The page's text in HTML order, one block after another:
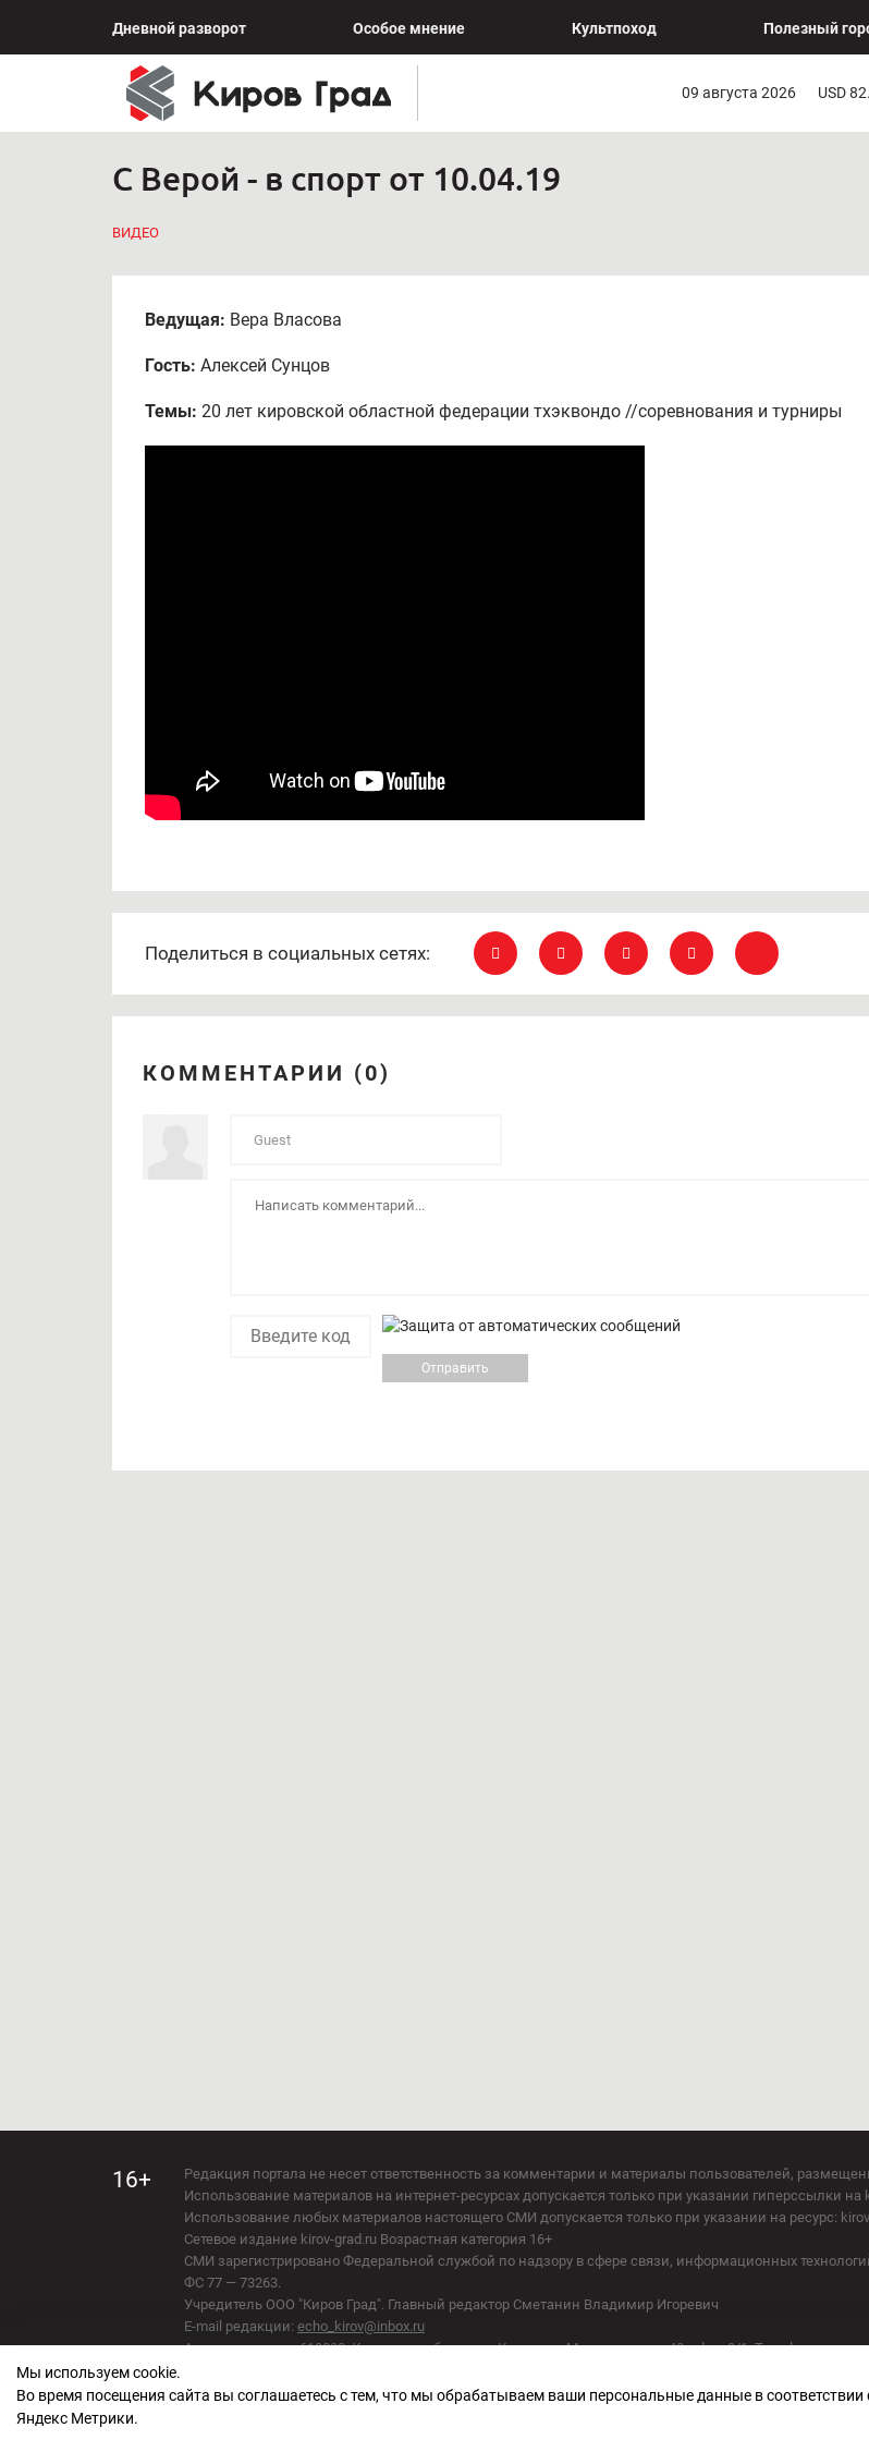
Дневной разворот Особое мнение Культпоход Полезный
09 августа 2026 USD
С Верой - в спорт от 10.04.19
ВИДЕО
Ведущая: Вера Власова
Гость: Алексей Сунцов
Темы: 20 лет кировской областной федерации тхэквондо //соревнования и турниры
Поделиться в социальных сетях:
КОММЕНТАРИИ (0)
16+
Редакция портала не несет ответственность за комментарии и материалы пользователей,
Использование материалов на интернет-ресурсах допускается только при указании гиперссылки на
Использование любых материалов настоящего СМИ допускается только при указании на ресурс:
Сетевое издание kirov-grad.ru Возрастная категория 16+
СМИ зарегистрировано Федеральной службой по надзору в сфере связи, информационных
ФС 77 — 73263.
Учредитель ООО "Киров Град". Главный редактор Сметанин Владимир Игоревич
E-mail редакции: echo_kirov@inbox.ru
Адрес редакции: 610000, Кировская область, г. Киров, ул. Московская, д. 40, офис 2/1. Телефон
Политика обработки персональных данных
Мы используем cookie.
Во время посещения сайта вы соглашаетесь с тем, что мы обрабатываем ваши персональные данные в соответствии
Яндекс Метрики.